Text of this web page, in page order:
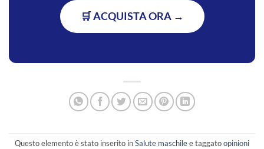
🛒 ACQUISTA ORA →
Questo elemento è stato inserito inSalute maschilee taggatoopinioni